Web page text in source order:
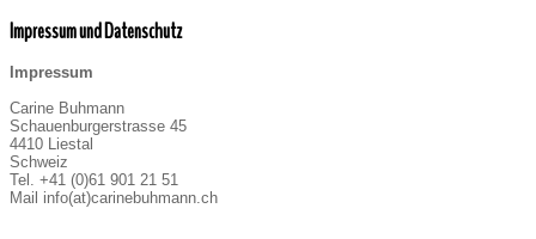
Impressum und Datenschutz
Impressum
Carine Buhmann
Schauenburgerstrasse 45
4410 Liestal
Schweiz
Tel. +41 (0)61 901 21 51
Mail info(at)carinebuhmann.ch